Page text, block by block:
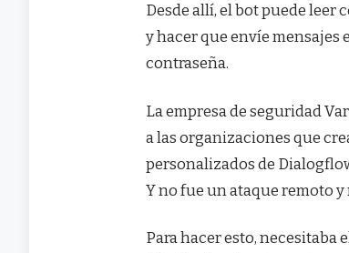
Desde allí, el bot puede leer
y hacer que envíe
contraseña.
La empresa de seguridad
a las organizaciones que
personalizados de
Y no fue un ataque remoto
Para hacer esto, necesitaba